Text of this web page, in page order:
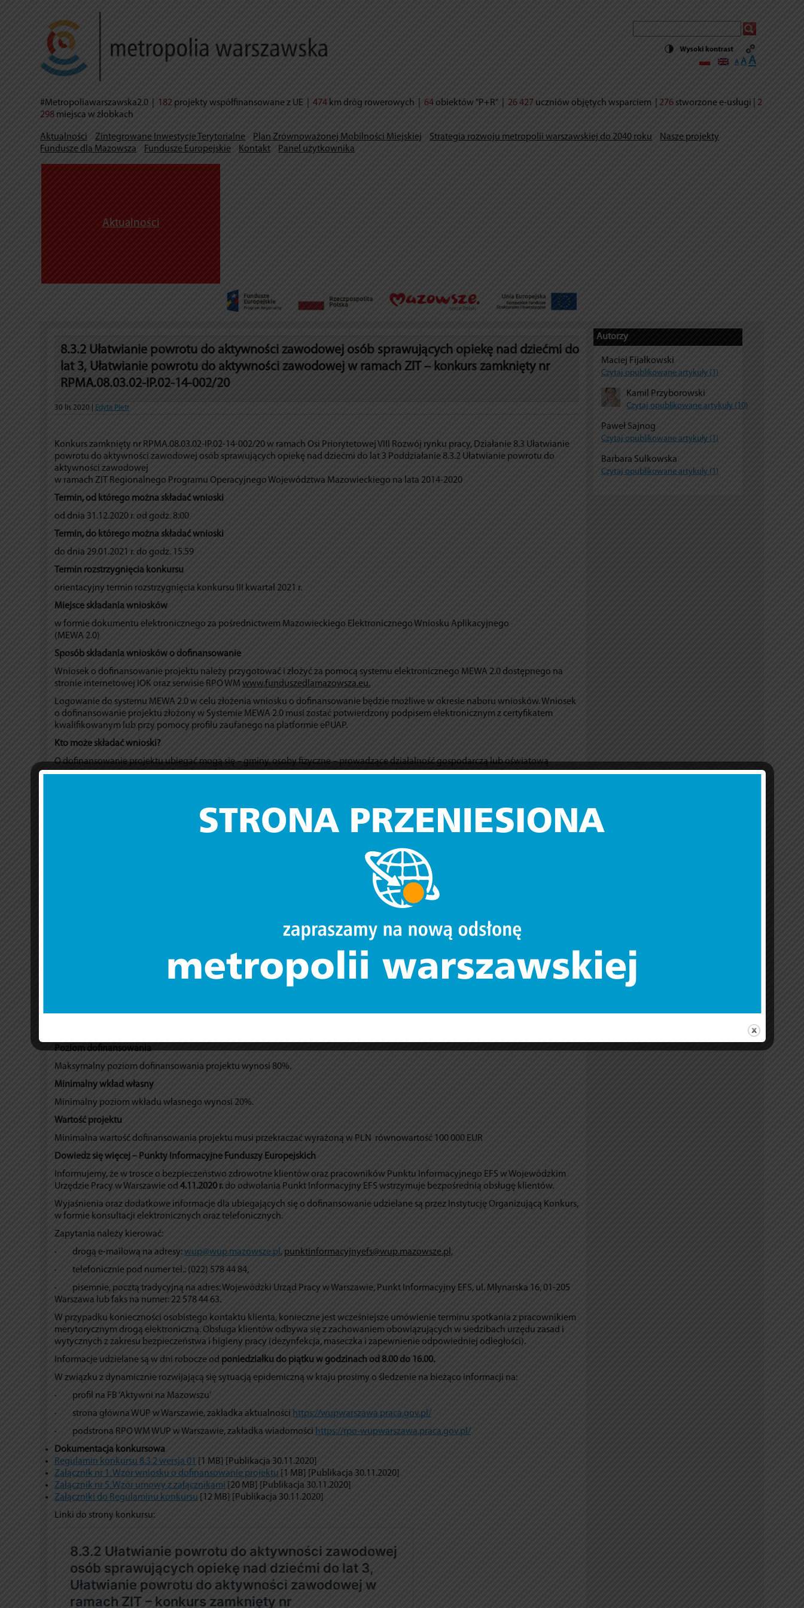
A
Decrease
font
A Reset
AIncrease
#Metropoliawarszawska2.0 182 projekty współfinansowane z UE |474 km dróg rowerowych 64 obiektów "P+R" |26 427 uczniów objętych wsparciem |276 stworzone e-usługi |2
298 miejsca w żłobkach
Aktualności Zintegrowane Inwestycje Terytorialne Plan Zrównoważonej Mobilności Miejskiej Strategia rozwoju metropolii warszawskiej do 2040 roku
Nasze projekty
Fundusze dla Mazowsza
Fundusze Europejskie Kontakt Panel użytkownika
Aktualności
8.3.2 Ułatwianie powrotu do aktywności zawodowej osób sprawujących opiekę nad dziećmi do
lat 3, Ułatwianie powrotu do aktywności zawodowej w ramach ZIT – konkurs zamknięty nr
RPMA.08.03.02-IP.02-14-002/20
30 lis 2020 | Edyta Pietr
Konkurs zamknięty nr RPMA.08.03.02-IP.02-14-002/20 w ramach Osi Priorytetowej VIII Rozwój rynku pracy, Działanie 8.3 Ułatwianie
powrotu do aktywności zawodowej osób sprawujących opiekę nad dziećmi do lat 3 Poddziałanie 8.3.2 Ułatwianie powrotu do
aktywności zawodowej
w ramach ZIT Regionalnego Programu Operacyjnego Województwa Mazowieckiego na lata 2014-2020
Termin, od którego można składać wnioski
od dnia 31.12.2020 r. od godz. 8:00
Termin, do którego można składać wnioski
do dnia 29.01.2021 r. do godz. 15.59
Termin rozstrzygnięcia konkursu
orientacyjny termin rozstrzygnięcia konkursu III kwartał 2021 r.
Miejsce składania wniosków
w formie dokumentu elektronicznego za pośrednictwem Mazowieckiego Elektronicznego Wniosku Aplikacyjnego
(MEWA 2.0)
Sposób składania wniosków o dofinansowanie
Wniosek o dofinansowanie projektu należy przygotować i złożyć za pomocą systemu elektronicznego MEWA 2.0 dostępnego na
stronie internetowej IOK oraz serwisie RPO WMwww.funduszedlamazowsza.eu.
Logowanie do systemu MEWA 2.0 w celu złożenia wniosku o dofinansowanie będzie możliwe w okresie naboru wniosków. Wniosek
o dofinansowanie projektu złożony w Systemie MEWA 2.0 musi zostać potwierdzony podpisem elektronicznym z certyfikatem
kwalifikowanym lub przy pomocy profilu zaufanego na platformie ePUAP.
Kto może składać wnioski?
O dofinansowanie projektu ubiegać mogą się – gminy, osoby fizyczne – prowadzące działalność gospodarczą lub oświatową
na podstawie przepisów odrębnych, osoby prawne, jednostki organizacyjne nieposiadające osobowości prawnej z obszaru
207 ust. 4 ustawy z dnia 27 sierpnia 2009 r. o finansach publicznych; art. 12 ust. 1 pkt 1 ustawy z dnia 15 czerwca 2012 r. o skutkach
powierzania wykonywania pracy cudzoziemcom przebywającym wbrew przepisom na terytorium Rzeczypospolitej Polskiej, art. 9
Przedmiotem konkursu są projekty dotyczące poprawy dostępności do usług świadczenia opieki nad dziećmi, co w konsekwencji
ma się przełożyć na umożliwienie powrotu do zatrudnienia lub utrzymania zatrudnienia osobom sprawującym opiekę nad dziećmi
Maksymalny dopuszczalny poziom dofinansowania projektu lub maks. dopuszczalna kwota dofinansowania projektu
Poziom dofinansowania
Maksymalny poziom dofinansowania projektu wynosi 80%.
Minimalny wkład własny
Minimalny poziom wkładu własnego wynosi 20%.
Wartość projektu
Minimalna wartość dofinansowania projektu musi przekraczać wyrażoną w PLN równowartość 100 000 EUR
Dowiedz się więcej – Punkty Informacyjne Funduszy Europejskich
Informujemy, że w trosce o bezpieczeństwo zdrowotne klientów oraz pracowników Punktu Informacyjnego EFS w Wojewódzkim
Urzędzie Pracy w Warszawie od 4.11.2020 r. do odwołania Punkt Informacyjny EFS wstrzymuje bezpośrednią obsługę klientów.
Wyjaśnienia oraz dodatkowe informacje dla ubiegających się o dofinansowanie udzielane są przez Instytucję Organizującą Konkurs,
w formie konsultacji elektronicznych oraz telefonicznych.
Zapytania należy kierować:
· drogą e-mailową na adresy:wup@wup.mazowsze.pl , punktinformacyjnyefs@wup.mazowsze.pl,
· telefonicznie pod numer tel.: (022) 578 44 84,
· pisemnie, pocztą tradycyjną na adres: Wojewódzki Urząd Pracy w Warszawie, Punkt Informacyjny EFS, ul. Młynarska 16, 01-205
Warszawa lub faks na numer: 22 578 44 63.
W przypadku konieczności osobistego kontaktu klienta, konieczne jest wcześniejsze umówienie terminu spotkania z pracownikiem
merytorycznym drogą elektroniczną. Obsługa klientów odbywa się z zachowaniem obowiązujących w siedzibach urzędu zasad i
wytycznych z zakresu bezpieczeństwa i higieny pracy (dezynfekcja, maseczka i zapewnienie odpowiedniej odległości).
Informacje udzielane są w dni robocze od poniedziałku do piątku w godzinach od 8.00 do 16.00.
W związku z dynamicznie rozwijającą się sytuacją epidemiczną w kraju prosimy o śledzenie na bieżąco informacji na:
· profil na FB ‘Aktywni na Mazowszu’
· strona główna WUP w Warszawie, zakładka aktualności https://wupwarszawa.praca.gov.pl/
· podstrona RPO WM WUP w Warszawie, zakładka wiadomości https://rpo-wupwarszawa.praca.gov.pl/
Dokumentacja konkursowa
Regulamin konkursu 8.3.2 wersja 01
[1 MB] [Publikacja 30.11.2020]
Załącznik nr 1. Wzór wniosku o dofinansowanie projektu [1 MB] [Publikacja 30.11.2020]
Załącznik nr 5. Wzór umowy z załącznikami [20 MB] [Publikacja 30.11.2020]
Załączniki do Regulaminu konkursu [12 MB] [Publikacja 30.11.2020]
Linki do strony konkursu:
Autorzy
Maciej Fijałkowski
Czytaj opublikowane artykuły (1)
Kamil Przyborowski
Czytaj opublikowane artykuły (10)
Paweł Sajnog
Czytaj opublikowane artykuły (1)
Barbara Sulkowska
Czytaj opublikowane artykuły (1)